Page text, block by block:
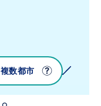
複数都市